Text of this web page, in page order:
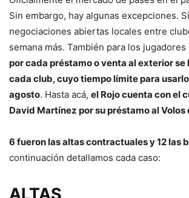
Sin embargo, hay algunas excepciones.
negociaciones abiertas locales entre
semana más. También para los
por cada préstamo o venta al exterior se
cada club, cuyo tiempo límite para usarlo
agosto. Hasta acá, el Rojo cuenta con el
David Martínez por su préstamo al Volos
6 fueron las altas contractuales y 12 las
continuación detallamos cada caso:
ALTAS